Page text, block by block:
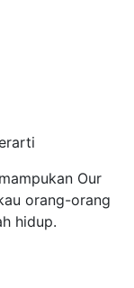
Our
orang-orang
hidup.